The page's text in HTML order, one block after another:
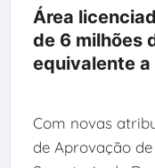
Área
de 6 milhões
equivalente
Com novas
de Aprovação